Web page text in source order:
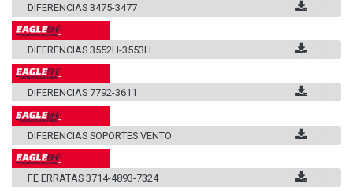
DIFERENCIAS 3475-3477
DIFERENCIAS 3552H-3553H
DIFERENCIAS 7792-3611
DIFERENCIAS SOPORTES VENTO
FE ERRATAS 3714-4893-7324